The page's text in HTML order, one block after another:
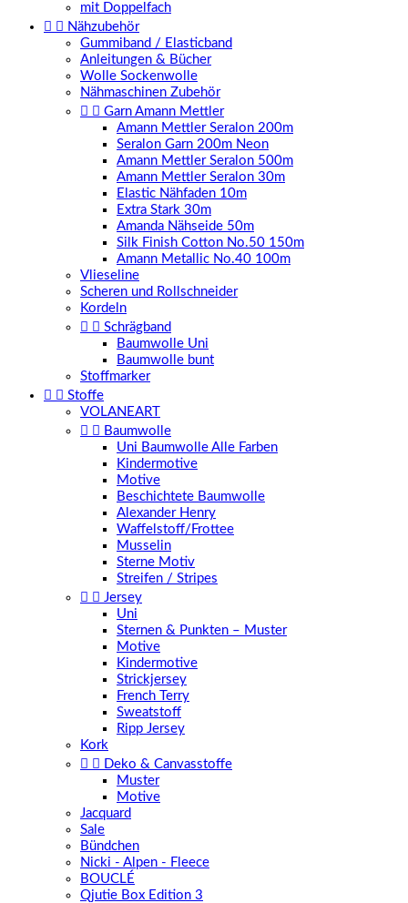
mit Doppelfach
  Nähzubehör
Gummiband / Elasticband
Anleitungen & Bücher
Wolle Sockenwolle
Nähmaschinen Zubehör
  Garn Amann Mettler
Amann Mettler Seralon 200m
Seralon Garn 200m Neon
Amann Mettler Seralon 500m
Amann Mettler Seralon 30m
Elastic Nähfaden 10m
Extra Stark 30m
Amanda Nähseide 50m
Silk Finish Cotton No.50 150m
Amann Metallic No.40 100m
Vlieseline
Scheren und Rollschneider
Kordeln
  Schrägband
Baumwolle Uni
Baumwolle bunt
Stoffmarker
  Stoffe
VOLANEART
  Baumwolle
Uni Baumwolle Alle Farben
Kindermotive
Motive
Beschichtete Baumwolle
Alexander Henry
Waffelstoff/Frottee
Musselin
Sterne Motiv
Streifen / Stripes
  Jersey
Uni
Sternen & Punkten – Muster
Motive
Kindermotive
Strickjersey
French Terry
Sweatstoff
Ripp Jersey
Kork
  Deko & Canvasstoffe
Muster
Motive
Jacquard
Sale
Bündchen
Nicki - Alpen - Fleece
BOUCLÉ
Qjutie Box Edition 3